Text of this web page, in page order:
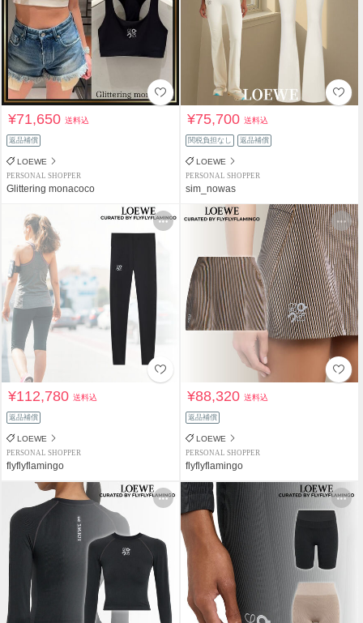
¥71,650送料込
返品補償
LOEWE
PERSONAL SHOPPER
Glittering monacoco
¥75,700送料込
関税負担なし 返品補償
LOEWE
PERSONAL SHOPPER
sim_nowas
¥112,780送料込
返品補償
LOEWE
PERSONAL SHOPPER
flyflyflamingo
¥88,320送料込
返品補償
LOEWE
PERSONAL SHOPPER
flyflyflamingo